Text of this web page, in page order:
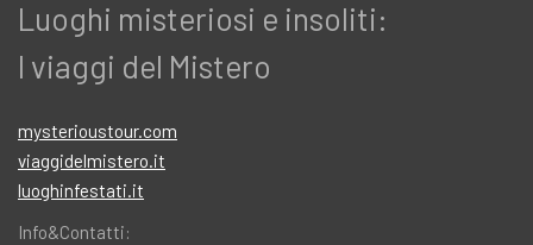
Luoghi misteriosi e insoliti:
I viaggi del Mistero
mysterioustour.com
viaggidelmistero.it
luoghinfestati.it
Info&Contatti: